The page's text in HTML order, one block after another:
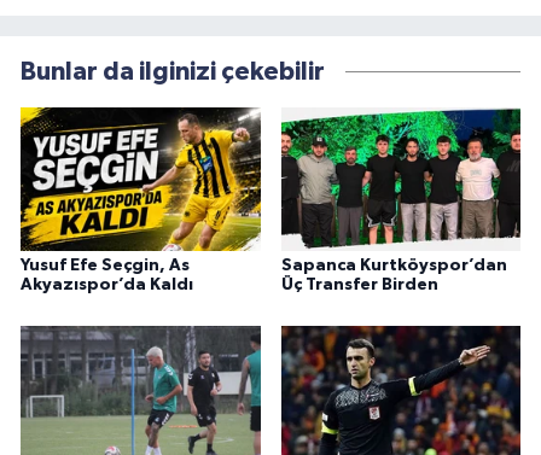
Bunlar da ilginizi çekebilir
Yusuf Efe Seçgin, As
Akyazıspor’da Kaldı
Sapanca Kurtköyspor’dan
Üç Transfer Birden